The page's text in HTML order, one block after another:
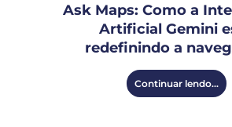
Ask Maps: Como a
Artificial Gemini
redefinindo a
Continuar lendo...